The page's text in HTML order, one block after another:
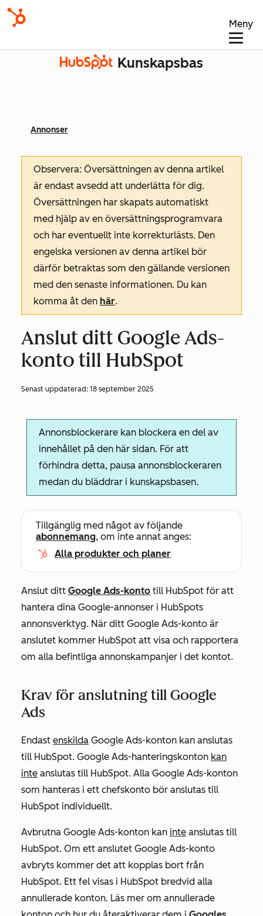
Meny
Kunskapsbas
Annonser
Observera: Översättningen av denna artikel
är endast avsedd att underlätta för dig.
Översättningen har skapats automatiskt
med hjälp av en översättningsprogramvara
och har eventuellt inte korrekturlästs. Den
engelska versionen av denna artikel bör
därför betraktas som den gällande versionen
med den senaste informationen. Du kan
komma åt den här.
Anslut ditt Google Ads-
konto till HubSpot
Senast uppdaterad: 18 september 2025
Annonsblockerare kan blockera en del av
innehållet på den här sidan. För att
förhindra detta, pausa annonsblockeraren
medan du bläddrar i kunskapsbasen.
Tillgänglig med något av följande
abonnemang, om inte annat anges:
Alla produkter och planer
Anslut ditt Google Ads-konto till HubSpot för att
hantera dina Google-annonser i HubSpots
annonsverktyg. När ditt Google Ads-konto är
anslutet kommer HubSpot att visa och rapportera
om alla befintliga annonskampanjer i det kontot.
Krav för anslutning till Google
Ads
Endast enskilda Google Ads-konton kan anslutas
till HubSpot. Google Ads-hanteringskonton kan
inte anslutas till HubSpot. Alla Google Ads-konton
som hanteras i ett chefskonto bör anslutas till
HubSpot individuellt.
Avbrutna Google Ads-konton kan inte anslutas till
HubSpot. Om ett anslutet Google Ads-konto
avbryts kommer det att kopplas bort från
HubSpot. Ett fel visas i HubSpot bredvid alla
annullerade konton. Läs mer om annullerade